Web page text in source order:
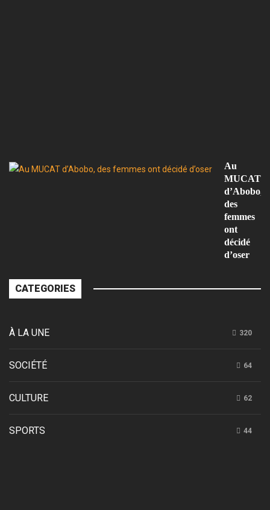
Au
MUCAT
d’Abobo,
des
femmes
ont
décidé
d’oser
CATEGORIES
À LA UNE 320
SOCIÉTÉ 64
CULTURE 62
SPORTS 44